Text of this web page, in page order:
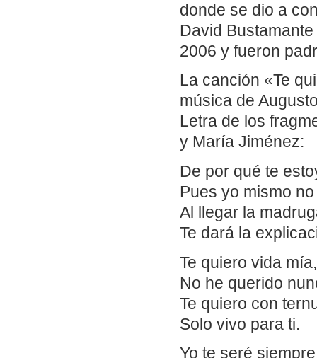
donde se dio a
David
2006 y fueron
La canción «Te
música de
Letra de los
y María Jiménez:
De por qué te
Pues yo mismo
Al llegar la
Te dará la
Te quiero vida
No he querido
Te quiero con
Solo vivo para ti.
Yo te seré